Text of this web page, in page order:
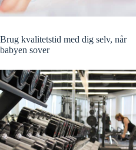
Brug kvalitetstid med dig selv, når
babyen sover